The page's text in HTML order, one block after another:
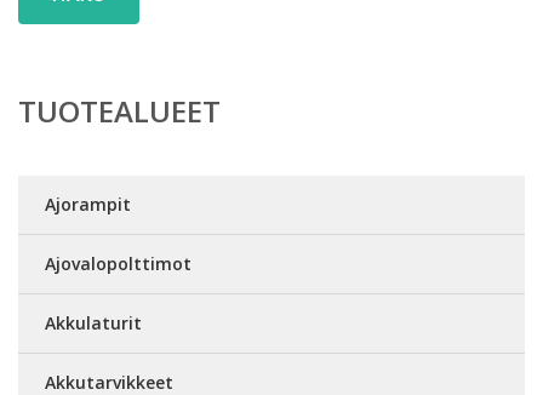
TUOTEALUEET
Ajorampit
Ajovalopolttimot
Akkulaturit
Akkutarvikkeet